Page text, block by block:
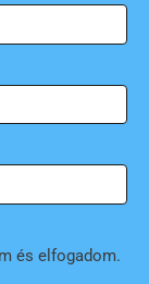
és elfogadom.